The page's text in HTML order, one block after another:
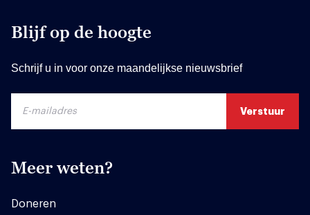
Blijf op de hoogte
Schrijf u in voor onze maandelijkse nieuwsbrief
Meer weten?
Doneren